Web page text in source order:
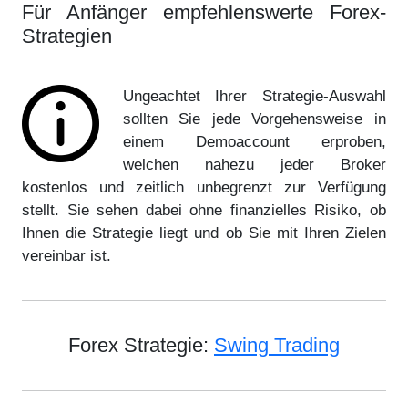
Für Anfänger empfehlenswerte Forex-
Strategien
Ungeachtet Ihrer Strategie-Auswahl
sollten Sie jede Vorgehensweise in
einem Demoaccount erproben,
welchen nahezu jeder Broker
kostenlos und zeitlich unbegrenzt zur Verfügung
stellt. Sie sehen dabei ohne finanzielles Risiko, ob
Ihnen die Strategie liegt und ob Sie mit Ihren Zielen
vereinbar ist.
Forex Strategie: Swing Trading